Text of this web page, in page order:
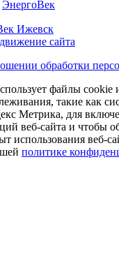
ЭнергоВек
Ижевск
сайта
обработки
файлы cookie
такие как
Метрика, для
веб-сайта и чтобы
использования веб-
политике